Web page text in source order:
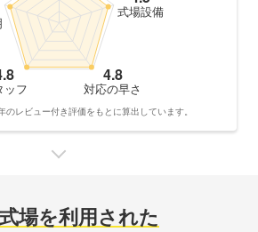
式場設備
4.8
対応の早さ
ッフ
のレビュー付き評価をもとに算出しています。
場を利用された